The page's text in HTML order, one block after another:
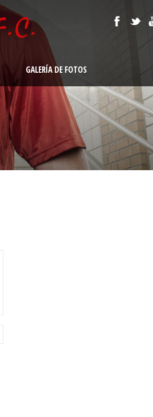
GALERÍA DE FOTOS